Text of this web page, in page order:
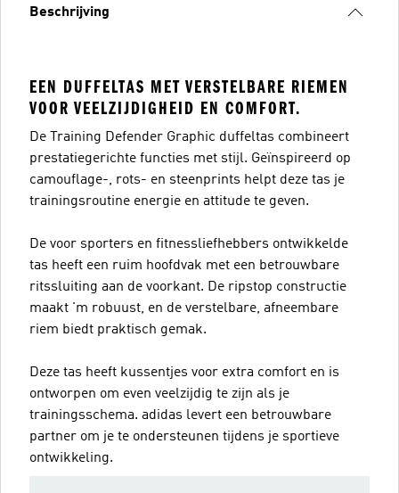
Beschrijving
EEN DUFFELTAS MET VERSTELBARE RIEMEN
VOOR VEELZIJDIGHEID EN COMFORT.
De Training Defender Graphic duffeltas combineert
prestatiegerichte functies met stijl. Geïnspireerd op
camouflage-, rots- en steenprints helpt deze tas je
trainingsroutine energie en attitude te geven.
De voor sporters en fitnessliefhebbers ontwikkelde
tas heeft een ruim hoofdvak met een betrouwbare
ritssluiting aan de voorkant. De ripstop constructie
maakt 'm robuust, en de verstelbare, afneembare
riem biedt praktisch gemak.
Deze tas heeft kussentjes voor extra comfort en is
ontworpen om even veelzijdig te zijn als je
trainingsschema. adidas levert een betrouwbare
partner om je te ondersteunen tijdens je sportieve
ontwikkeling.